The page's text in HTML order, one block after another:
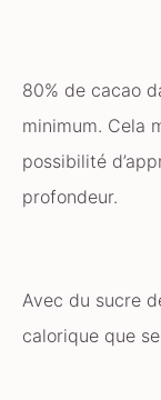
80% de cacao
minimum. Cela
possibilité
profondeur.
Avec du sucre
calorique que